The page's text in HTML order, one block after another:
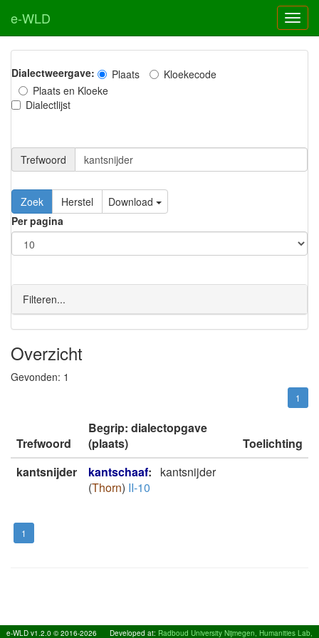
e-WLD
Dialectweergave: Plaats
Kloekecode
Plaats en Kloeke
Dialectlijst
Trefwoord
Download
Per pagina
Filteren...
Overzicht
Gevonden: 1
1
Trefwoord
Begrip: dialectopgave
(plaats)
Toelichting
kantsnijder
kantschaaf:
kantsnijder
(Thorn) II-10
1
e-WLD v1.2.0 © 2016-2026 Developed at: Radboud University Nijmegen, Humanities Lab,